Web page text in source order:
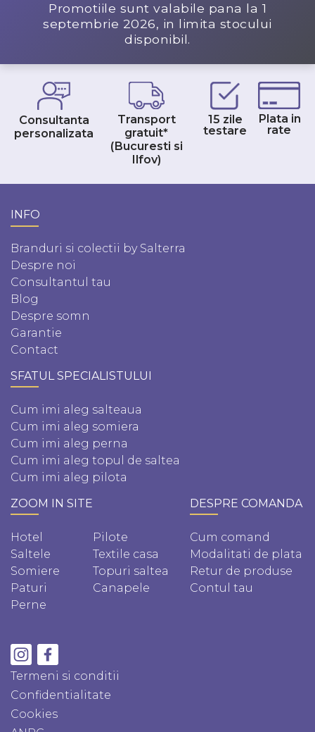
Promotiile sunt valabile pana la 1
septembrie 2026, in limita stocului
disponibil.
Consultanta
personalizata
Transport
gratuit*
(Bucuresti si
Ilfov)
15 zile
testare
Plata in
rate
INFO
Branduri si colectii by Salterra
Despre noi
Consultantul tau
Blog
Despre somn
Garantie
Contact
SFATUL SPECIALISTULUI
Cum imi aleg salteaua
Cum imi aleg somiera
Cum imi aleg perna
Cum imi aleg topul de saltea
Cum imi aleg pilota
ZOOM IN SITE
Hotel
Saltele
Somiere
Paturi
Perne
Pilote
Textile casa
Topuri saltea
Canapele
DESPRE COMANDA
Cum comand
Modalitati de plata
Retur de produse
Contul tau
Termeni si conditii
Confidentialitate
Cookies